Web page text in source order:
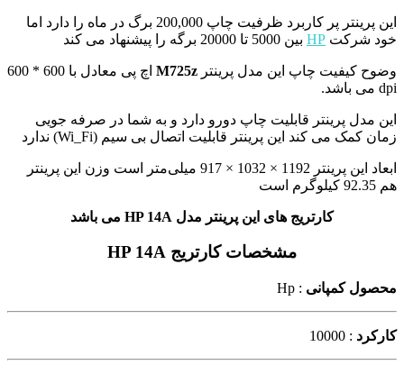
این پرینتر پر کاربرد ظرفیت چاپ 200,000 برگ در ماه را دارد
اما
خود شرکت HP بین 5000 تا 20000 برگه را پیشنهاد می کند
وضوح کیفیت چاپ این مدل پرینتر M725z
اچ پی معادل با 600 * 600
dpi می باشد.
این مدل پرینتر قابلیت چاپ دورو دارد و به شما در صرفه جویی
زمان کمک می کند این پرینتر قابلیت اتصال بی سیم (Wi_Fi) ندارد
ابعاد این پرینتر 1192 × 1032 × 917 میلی‌متر است وزن این پرینتر
هم 92.35 کیلوگرم است
کارتریج های این پرینتر مدل HP 14A می باشد
مشخصات کارتریج HP 14A
محصول کمپانی : Hp
کارکرد : 10000